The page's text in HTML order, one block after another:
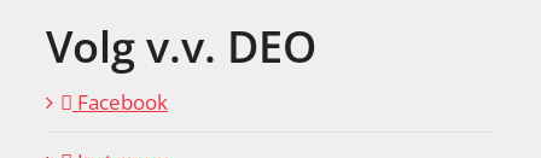
Volg v.v. DEO
Facebook